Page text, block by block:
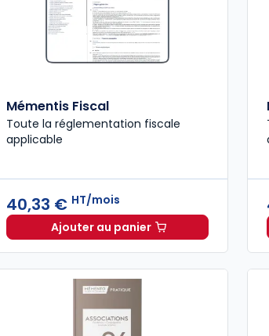
295,56 €HT/mois
Mémentis Fiscal
Toute la réglementation fiscale
applicable
40,33 € HT/mois
Ajouter au panierMémentis Fiscal à 40,33 €